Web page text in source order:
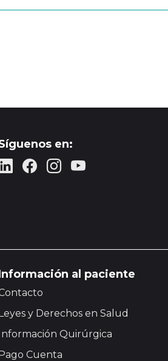
en:
al paciente
y Derechos en Salud
Quirúrgica
Cuenta